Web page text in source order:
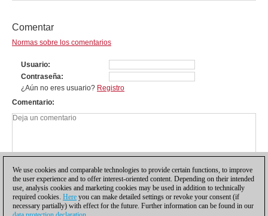
Comentar
Normas sobre los comentarios
Usuario
Contraseña
¿Aún no eres usuario? Registro
Comentario
We use cookies and comparable technologies to provide certain functions, to improve
the user experience and to offer interest-oriented content. Depending on their intended
use, analysis cookies and marketing cookies may be used in addition to technically
required cookies. Here you can make detailed settings or revoke your consent (if
necessary partially) with effect for the future. Further information can be found in our